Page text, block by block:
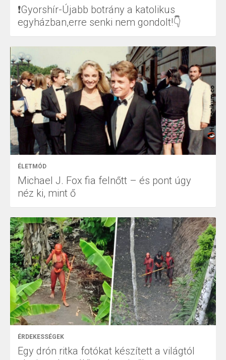
❗Gyorshír-Újabb botrány a katolikus
egyházban,erre senki nem gondolt!👇
ÉLETMÓD
Michael J. Fox fia felnőtt – és pont úgy
néz ki, mint ő
ÉRDEKESSÉGEK
Egy drón ritka fotókat készített a világtól